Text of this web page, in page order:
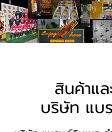
สินค้าแล
บริษัท แบ